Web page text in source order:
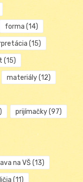
forma (14)
(15)
(15)
materiály(12)
prijímačky(97)
na VŠ (13)
(11)